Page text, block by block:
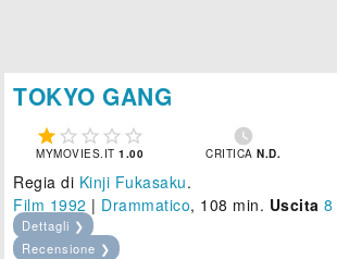
TOKYO GANG
    
MYMOVIES.IT1.00

CRITICAN.D.
Regia di Kinji Fukasaku.
Film 1992 | Drammatico, 108 min. Uscita 8
Dettagli ❯
Recensione ❯